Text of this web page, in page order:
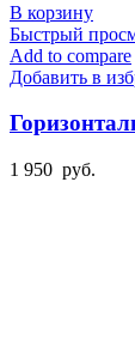
В корзину
Быстрый
Add to compare
Добавить в
1 950 руб.